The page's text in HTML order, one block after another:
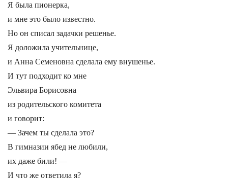
Я была пионерка,
и мне это было известно.
Но он списал задачки решенье.
Я доложила учительнице,
и Анна Семеновна сделала ему внушенье.
И тут подходит ко мне
Эльвира Борисовна
из родительского комитета
и говорит:
— Зачем ты сделала это?
В гимназии ябед не любили,
их даже били! —
И что же ответила я?